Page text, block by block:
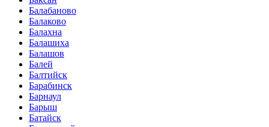
Балабаново
Балаково
Балахна
Балашиха
Балашов
Балей
Балтийск
Барабинск
Барнаул
Барыш
Батайск